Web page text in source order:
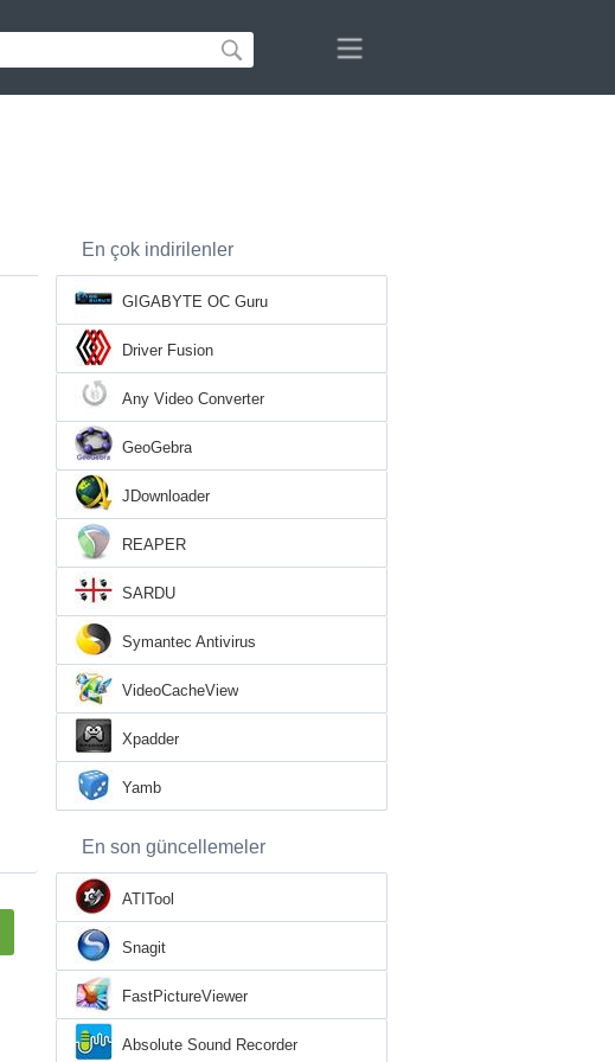
En çok indirilenler
GIGABYTE OC Guru
Driver Fusion
Any Video Converter
GeoGebra
JDownloader
REAPER
SARDU
Symantec Antivirus
VideoCacheView
Xpadder
Yamb
En son güncellemeler
ATITool
Snagit
FastPictureViewer
Absolute Sound Recorder